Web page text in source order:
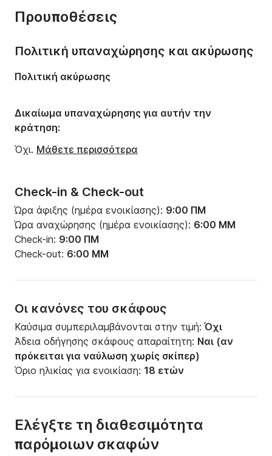
Χωρητικότητα:9 άτομα
Προυποθέσεις
Check-in & Check-out
Ώρα άφιξης (ημέρα ενοικίασης): 9:00 ΠΜ
Ώρα αναχώρησης (ημέρα ενοικίασης): 6:00 ΜΜ
Check-in: 9:00 ΠΜ
Check-out: 6:00 ΜΜ
Οι κανόνες του σκάφους
Καύσιμα συμπεριλαμβάνονται στην τιμή:Όχι
Άδεια οδήγησης σκάφους απαραίτητη: Ναι (αν
πρόκειται για ναύλωση χωρίς σκίπερ)
Όριο ηλικίας για ενοικίαση: 18 ετών
Πολιτική υπαναχώρησης και ακύρωσης
Πολιτική ακύρωσης
Δικαίωμα υπαναχώρησης για αυτήν την
κράτηση:
Όχι. Μάθετε περισσότερα
Ελέγξτε τη διαθεσιμότητα
παρόμοιων σκαφών